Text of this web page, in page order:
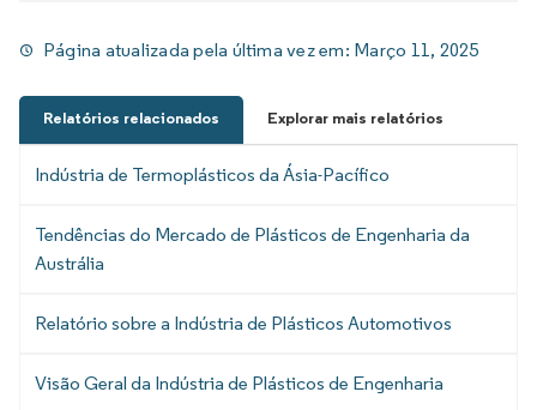
Página atualizada pela última vez em: Março 11, 2025
Relatórios relacionados Explorar mais relatórios
Indústria de Termoplásticos da Ásia-Pacífico
Tendências do Mercado de Plásticos de Engenharia da
Austrália
Relatório sobre a Indústria de Plásticos Automotivos
Visão Geral da Indústria de Plásticos de Engenharia